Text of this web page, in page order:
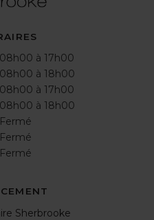
08h00 à 17h00
08h00 à 18h00
08h00 à 17h00
08h00 à 18h00
Fermé
Fermé
Fermé
Sherbrooke